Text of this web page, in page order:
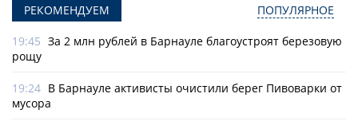
РЕКОМЕНДУЕМ ПОПУЛЯРНОЕ
19:45 За 2 млн рублей в Барнауле благоустроят березовую
рощу
19:24 В Барнауле активисты очистили берег Пивоварки от
мусора